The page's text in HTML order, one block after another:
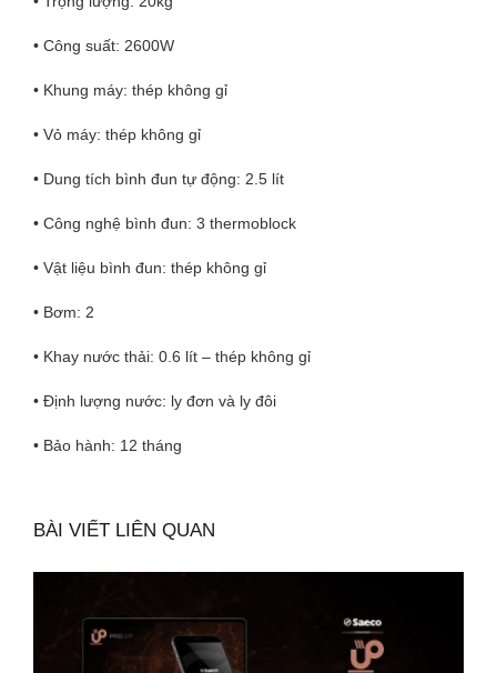
• Công suất: 2600W
• Khung máy: thép không gỉ
• Vỏ máy: thép không gỉ
• Dung tích bình đun tự động: 2.5 lít
• Công nghệ bình đun: 3 thermoblock
• Vật liệu bình đun: thép không gỉ
• Bơm: 2
• Khay nước thải: 0.6 lít – thép không gỉ
• Định lượng nước: ly đơn và ly đôi
• Bảo hành: 12 tháng
BÀI VIẾT LIÊN QUAN